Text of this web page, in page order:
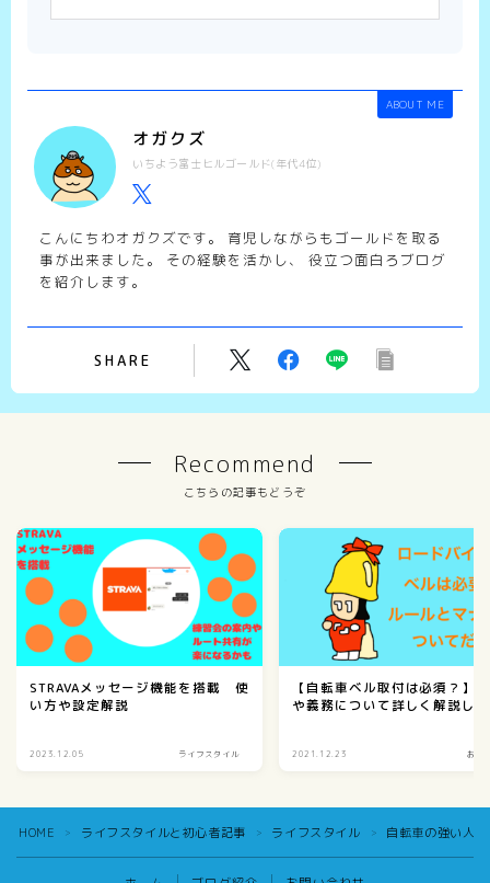
ABOUT ME
オガクズ
いちよう富士ヒルゴールド(年代4位)
こんにちわオガクズです。 育児しながらもゴールドを取る
事が出来ました。 その経験を活かし、 役立つ面白ろブログ
を紹介します。
SHARE
Recommend
こちらの記事もどうぞ
STRAVAメッセージ機能を搭載 使
い方や設定解説
2023.12.05 ライフスタイル
【自転車ベル取付は必須？】
や義務について詳しく解説し
2021.12.23 お役
HOME ＞ ライフスタイルと初心者記事 ＞ ライフスタイル ＞ 自転車の強い人